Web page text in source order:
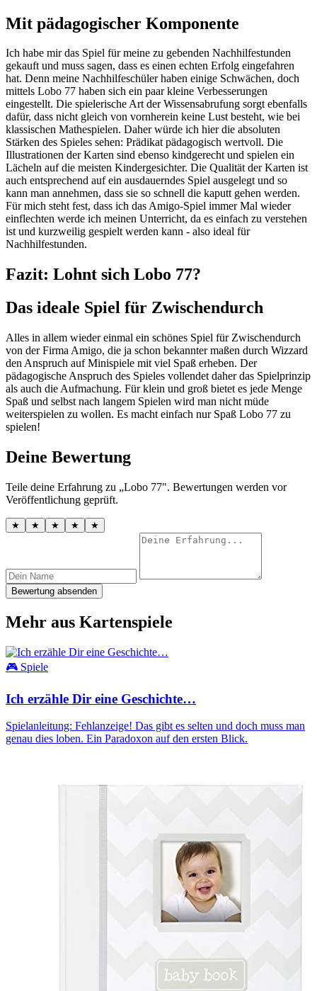
Mit pädagogischer Komponente
Ich habe mir das Spiel für meine zu gebenden Nachhilfestunden
gekauft und muss sagen, dass es einen echten Erfolg eingefahren
hat. Denn meine Nachhilfeschüler haben einige Schwächen, doch
mittels Lobo 77 haben sich ein paar kleine Verbesserungen
eingestellt. Die spielerische Art der Wissensabrufung sorgt ebenfalls
dafür, dass nicht gleich von vornherein keine Lust besteht, wie bei
klassischen Mathespielen. Daher würde ich hier die absoluten
Stärken des Spieles sehen: Prädikat pädagogisch wertvoll. Die
Illustrationen der Karten sind ebenso kindgerecht und spielen ein
Lächeln auf die meisten Kindergesichter. Die Qualität der Karten ist
auch entsprechend auf ein ausdauerndes Spiel ausgelegt und so
kann man annehmen, dass sie so schnell die kaputt gehen werden.
Für mich steht fest, dass ich das Amigo-Spiel immer Mal wieder
einflechten werde ich meinen Unterricht, da es einfach zu verstehen
ist und kurzweilig gespielt werden kann - also ideal für
Nachhilfestunden.
Fazit: Lohnt sich Lobo 77?
Das ideale Spiel für Zwischendurch
Alles in allem wieder einmal ein schönes Spiel für Zwischendurch
von der Firma Amigo, die ja schon bekannter maßen durch Wizzard
den Anspruch auf Minispiele mit viel Spaß erheben. Der
pädagogische Anspruch des Spieles vollendet daher das Spielprinzip
als auch die Aufmachung. Für klein und groß bietet es jede Menge
Spaß und selbst nach langem Spielen wird man nicht müde
weiterspielen zu wollen. Es macht einfach nur Spaß Lobo 77 zu
spielen!
Deine Bewertung
Teile deine Erfahrung zu „Lobo 77". Bewertungen werden vor
Veröffentlichung geprüft.
★ ★ ★ ★ ★
Bewertung absenden
Mehr aus Kartenspiele
🎮 Spiele
Ich erzähle Dir eine Geschichte…
Spielanleitung: Fehlanzeige! Das gibt es selten und doch muss man
genau dies loben. Ein Paradoxon auf den ersten Blick.